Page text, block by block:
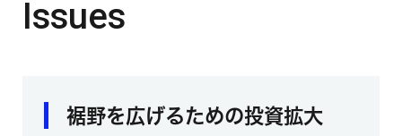
Issues
裾野を広げるための投資拡大